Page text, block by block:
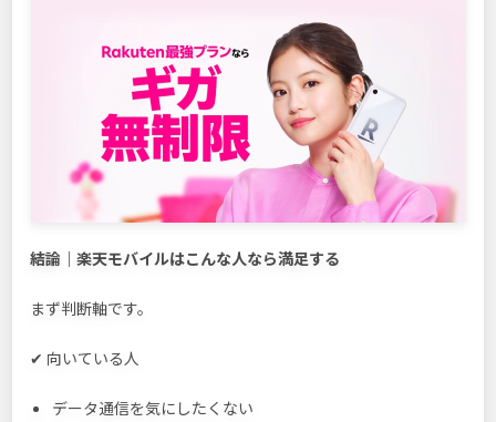
結論｜楽天モバイルはこんな人なら満足する
まず判断軸です。
✔ 向いている人
データ通信を気にしたくない